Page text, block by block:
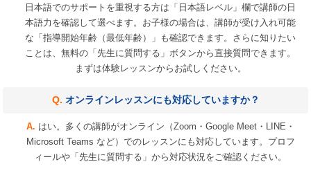
日本語でのサポートを重視する方は「日本語レベル」欄で講師の日
本語力を確認して選べます。お子様の場合は、講師が受け入れ可能
な「指導開始年齢（最低年齢）」も確認できます。さらに知りたい
ことは、無料の「先生に質問する」ボタンから直接質問できます。
まずは体験レッスンからお試しください。
オンラインレッスンにも対応していますか？
はい。多くの講師がオンライン（Zoom・Google Meet・LINE・
Microsoft Teams など）でのレッスンにも対応しています。プロフ
ィールや「先生に質問する」から対応状況をご確認ください。